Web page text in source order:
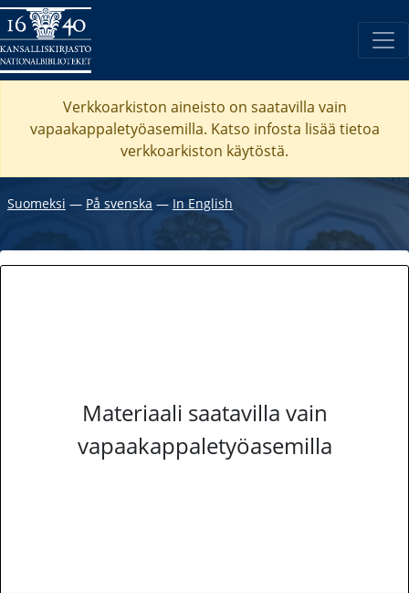
Verkkoarkiston aineisto on saatavilla vain
vapaakappaletyöasemilla. Katso infosta lisää tietoa
verkkoarkiston käytöstä.
Suomeksi ― På svenska ― In English
Materiaali saatavilla vain
vapaakappaletyöasemilla